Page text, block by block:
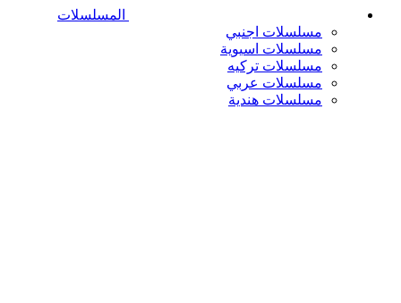
المسلسلات
مسلسلات اجنبي
مسلسلات اسيوية
مسلسلات تركيه
مسلسلات عربي
مسلسلات هندية